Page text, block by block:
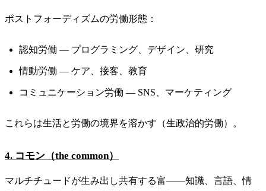
ポストフォーディズムの労働形態：
認知労働 — プログラミング、デザイン、研究
情動労働 — ケア、接客、教育
コミュニケーション労働 — SNS、マーケティング
これらは生活と労働の境界を溶かす（生政治的労働）。
4. コモン（the common）
マルチチュードが生み出し共有する富——知識、言語、情